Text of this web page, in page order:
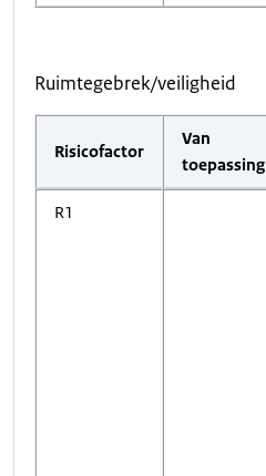
Ruimtegebrek/veiligheid
Risicofactor
Van
toepassing
R1